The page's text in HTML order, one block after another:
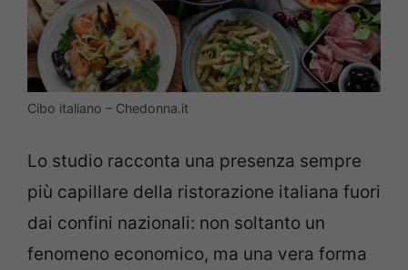
Cibo italiano – Chedonna.it
Lo studio racconta una presenza sempre
più capillare della ristorazione italiana fuori
dai confini nazionali: non soltanto un
fenomeno economico, ma una vera forma